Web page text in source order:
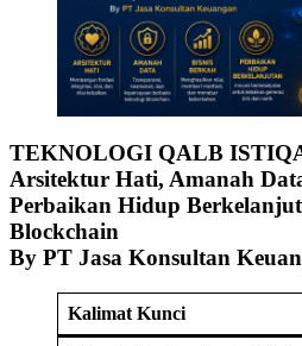
TEKNOLOGI QALB
Arsitektur Hati, Amanah
Perbaikan Hidup
Blockchain
By PT Jasa Konsultan
Kalimat Kunci